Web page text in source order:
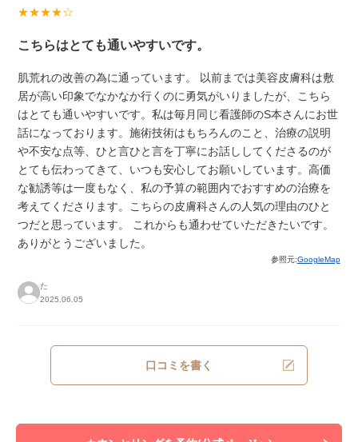
★★★★☆
こちらはとても通いやすいです。
肌荒れの改善の為に通っています。 以前までは美容皮膚科は敷
居が高い印象でなかなか行くのに勇気がいりましたが、こちら
はとても通いやすいです。私は毎月同じ看護師のS本さんにお世
話になっております。施術技術はもちろんのこと、治療の説明
や不安な点等、ひと言ひと言を丁寧にお話ししてくださるのが
とても伝わってきて、いつも安心してお願いしています。高価
な勧誘等は一度もなく、私の予算の範囲内でおすすめの治療を
考えてくださります。こちらの皮膚科さんの人気の理由のひと
つだと思っています。 これからも通わせていただきたいです。
ありがとうございました。
参照元:GoogleMap
た
2025.06.05
口コミを書く